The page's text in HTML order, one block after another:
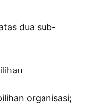
dua sub-
organisasi;